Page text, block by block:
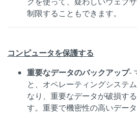
制限することもできます。
コンピュータを保護する
重要なデータのバックアップ-
と、オペレーティングシステ
なり、重要なデータが破損す
す。重要で機密性の高いデー